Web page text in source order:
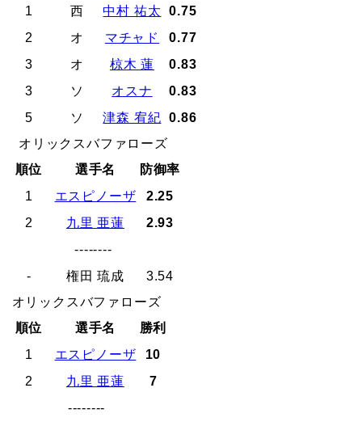
1
西 中村 祐太
0.75
2
オ マチャド
0.77
3
オ 椋木 蓮
0.83
3
ソ オスナ
0.83
5
ソ 津森 宥紀
0.86
オリックスバファローズ
順位
選手名
防御率
1
エスピノーザ
2.25
2
九里 亜蓮
2.93
--------
-
権田 琉成
3.54
オリックスバファローズ
順位
選手名
勝利
1
エスピノーザ
10
2
九里 亜蓮
7
--------